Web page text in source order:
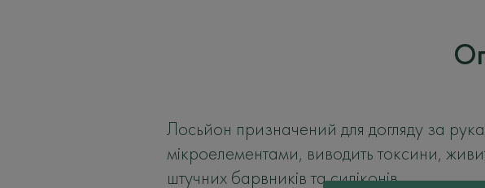
Лосьйон призначений для догляду за
мікроелементами, виводить токсини,
штучних барвників та силіконів.